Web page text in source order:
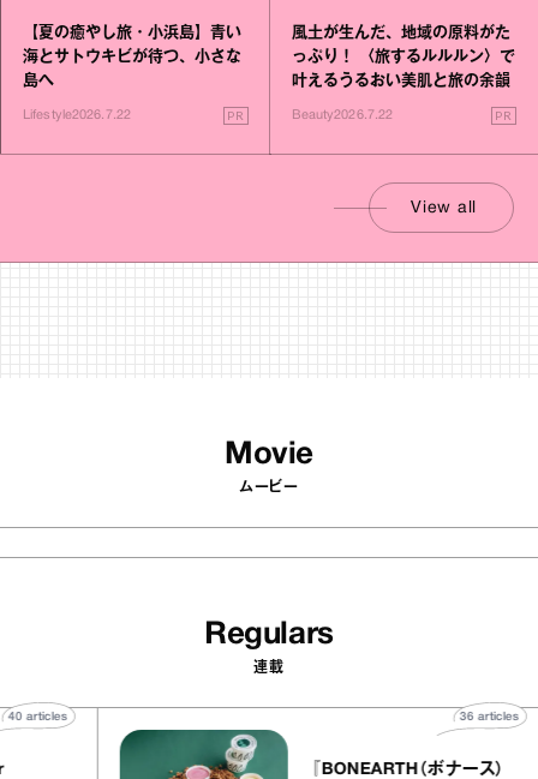
【夏の癒やし旅・小浜島】青い
海とサトウキビが待つ、小さな
島へ
Lifestyle2026.7.22 PR
風土が生んだ、地域の原料がた
っぷり！ 〈旅するルルルン〉で
叶えるうるおい美肌と旅の余韻
Beauty2026.7.22 PR
View all
Movie
ムービー
Regulars
連載
atelier
40
『BONEARTH（ボナー
36